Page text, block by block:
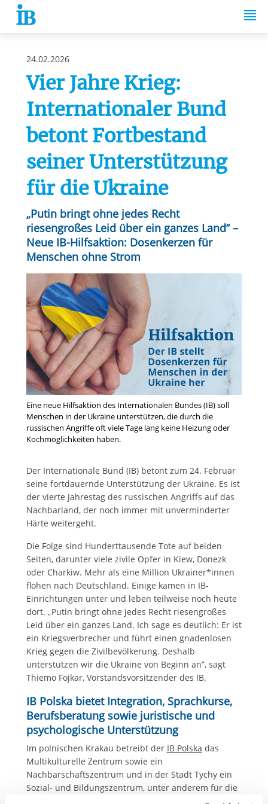
Springe zum Inhalt
24.02.2026
Vier Jahre Krieg:
Internationaler Bund
betont Fortbestand
seiner Unterstützung
für die Ukraine
„Putin bringt ohne jedes Recht
riesengroßes Leid über ein ganzes Land” –
Neue IB-Hilfsaktion: Dosenkerzen für
Menschen ohne Strom
Eine neue Hilfsaktion des Internationalen Bundes (IB) soll
Menschen in der Ukraine unterstützen, die durch die
russischen Angriffe oft viele Tage lang keine Heizung oder
Kochmöglichkeiten haben.
Der Internationale Bund (IB) betont zum 24. Februar
seine fortdauernde Unterstützung der Ukraine. Es ist
der vierte Jahrestag des russischen Angriffs auf das
Nachbarland, der noch immer mit unverminderter
Härte weitergeht.
Die Folge sind Hunderttausende Tote auf beiden
Seiten, darunter viele zivile Opfer in Kiew, Donezk
oder Charkiw. Mehr als eine Million Ukrainer*innen
flohen nach Deutschland. Einige kamen in IB-
Einrichtungen unter und leben teilweise noch heute
dort. „Putin bringt ohne jedes Recht riesengroßes
Leid über ein ganzes Land. Ich sage es deutlich: Er ist
ein Kriegsverbrecher und führt einen gnadenlosen
Krieg gegen die Zivilbevölkerung. Deshalb
unterstützen wir die Ukraine von Beginn an”, sagt
Thiemo Fojkar, Vorstandsvorsitzender des IB.
IB Polska bietet Integration, Sprachkurse,
Berufsberatung sowie juristische und
psychologische Unterstützung
Im polnischen Krakau betreibt der IB Polska das
Multikulturelle Zentrum sowie ein
Nachbarschaftszentrum und in der Stadt Tychy ein
Sozial- und Bildungszentrum, unter anderem für die
vor dem Krieg Geflohenen. Diese Einrichtungen